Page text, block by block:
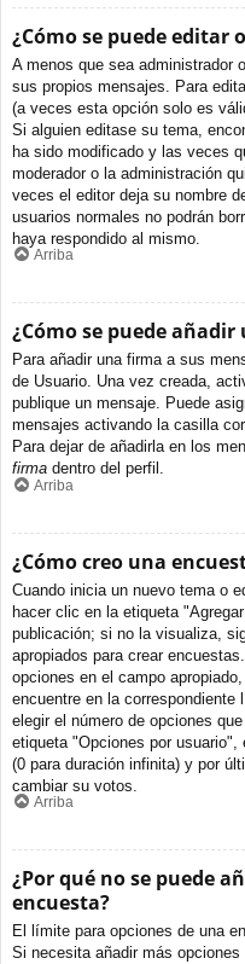
¿Cómo se puede editar
A menos que sea administrador
sus propios mensajes. Para
(a veces esta opción solo es
Si alguien editase su tema,
ha sido modificado y las veces
moderador o la administración
veces el editor deja su nombre
usuarios normales no podrán
haya respondido al mismo.
Arriba
¿Cómo se puede
Para añadir una firma a sus
de Usuario. Una vez creada,
publique un mensaje. Puede
mensajes activando la casilla
Para dejar de añadirla en los
firma dentro del perfil.
Arriba
¿Cómo creo una
Cuando inicia un nuevo tema o
hacer clic en la etiqueta
publicación; si no la visualiza,
apropiados para crear
opciones en el campo
encuentre en la correspondiente
elegir el número de opciones
etiqueta "Opciones por
(0 para duración infinita) y por
cambiar su votos.
Arriba
¿Por qué no se puede
encuesta?
El límite para opciones de una
Si necesita añadir más